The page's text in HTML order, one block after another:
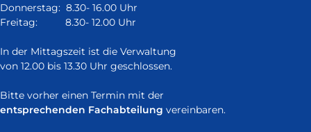
Donnerstag: 8.30- 16.00 Uhr
Freitag: 8.30- 12.00 Uhr
In der Mittagszeit ist die Verwaltung
von 12.00 bis 13.30 Uhr geschlossen.
Bitte vorher einen Termin mit der
entsprechenden Fachabteilung vereinbaren.